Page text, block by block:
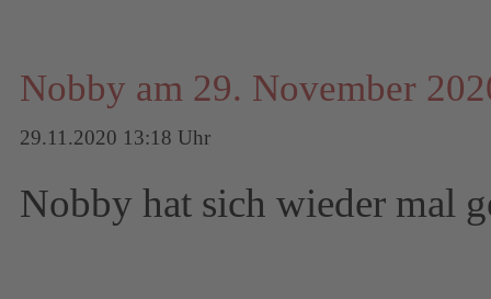
Nobby am 29. November
29.11.2020 13:18 Uhr
Nobby hat sich wieder mal